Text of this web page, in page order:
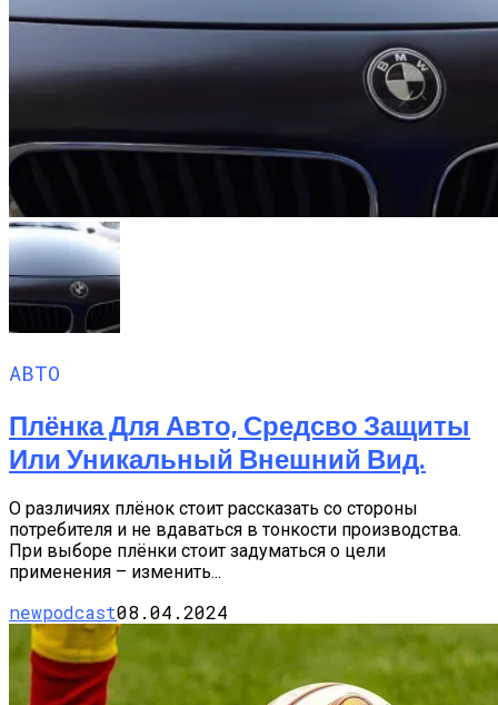
АВТО
Плёнка Для Авто, Средсво Защиты
Или Уникальный Внешний Вид.
О различиях плёнок стоит рассказать со стороны
потребителя и не вдаваться в тонкости производства.
При выборе плёнки стоит задуматься о цели
применения – изменить...
newpodcast08.04.2024